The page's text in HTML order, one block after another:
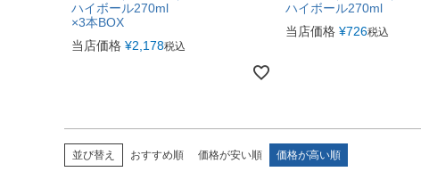
ハイボール270ml
×3本BOX
当店価格 ¥2,178税込
ハイボール270ml
当店価格 ¥726税込
並び替え おすすめ順 価格が安い順 価格が高い順